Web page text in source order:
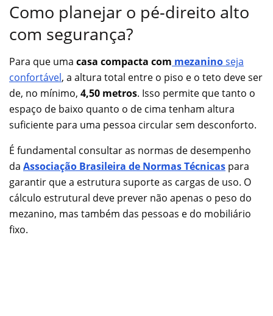
Como planejar o pé-direito alto
com segurança?
Para que uma casa compacta com mezaninoseja
confortável, a altura total entre o piso e o teto deve ser
de, no mínimo, 4,50 metros. Isso permite que tanto o
espaço de baixo quanto o de cima tenham altura
suficiente para uma pessoa circular sem desconforto.
É fundamental consultar as normas de desempenho
da Associação Brasileira de Normas Técnicas para
garantir que a estrutura suporte as cargas de uso. O
cálculo estrutural deve prever não apenas o peso do
mezanino, mas também das pessoas e do mobiliário
fixo.